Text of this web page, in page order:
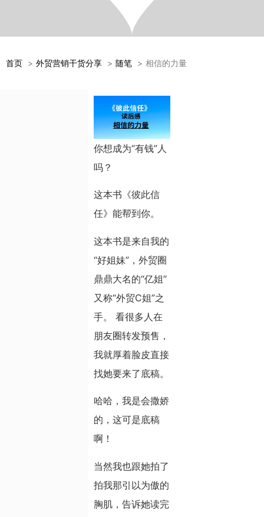
首页 外贸营销干货分享 随笔 相信的力量
你想成为“有钱”人
吗？
这本书《彼此信
任》能帮到你。
这本书是来自我的
“好姐妹”，外贸圈
鼎鼎大名的“亿姐”
又称“外贸C姐”之
手。 看很多人在
朋友圈转发预售，
我就厚着脸皮直接
找她要来了底稿。
哈哈，我是会撒娇
的，这可是底稿
啊！
当然我也跟她拍了
拍我那引以为傲的
胸肌，告诉她读完